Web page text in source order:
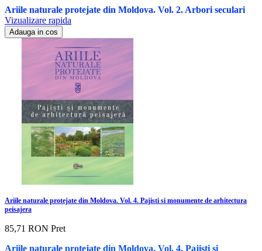
Ariile naturale protejate din Moldova. Vol. 2. Arbori seculari
Vizualizare rapida
Adauga in cos
Ariile naturale protejate din Moldova. Vol. 4. Pajisti si monumente de arhitectura
peisajera
85,71 RON Pret
Ariile naturale protejate din Moldova. Vol. 4. Pajisti si